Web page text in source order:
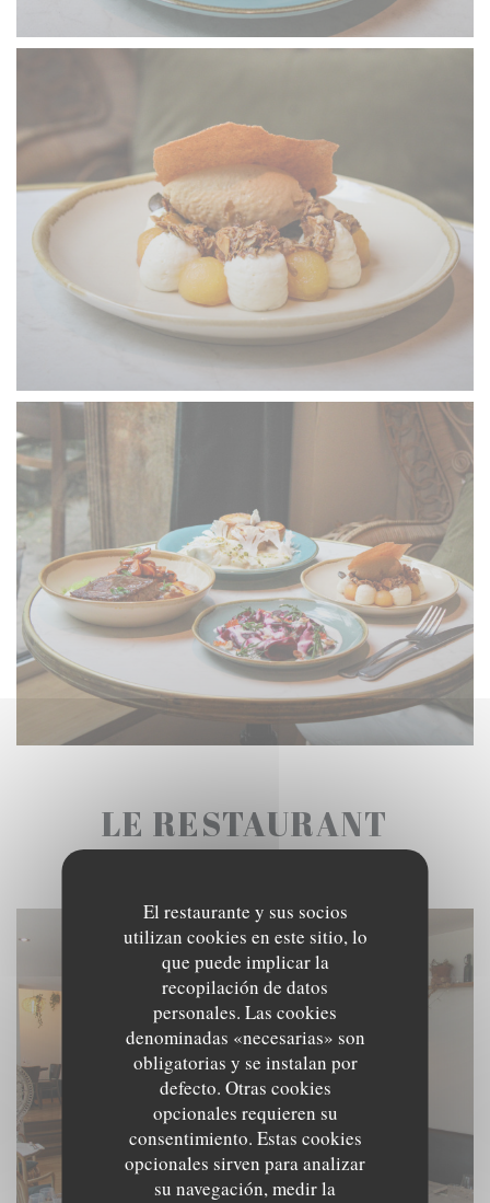
El restaurante y sus socios
utilizan cookies en este sitio, lo
que puede implicar la
recopilación de datos
personales. Las cookies
denominadas «necesarias» son
obligatorias y se instalan por
defecto. Otras cookies
opcionales requieren su
consentimiento. Estas cookies
opcionales sirven para analizar
su navegación, medir la
LE RESTAURANT